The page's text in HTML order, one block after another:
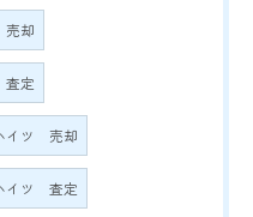
却
定
イツ 売却
イツ 査定